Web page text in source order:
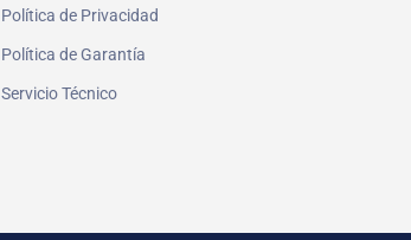
Política de Privacidad
Política de Garantía
Servicio Técnico